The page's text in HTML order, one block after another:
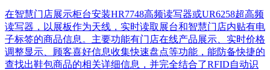
在智慧门店展示柜台安装HR7748高频读写器或UR6258超高频
读写器，以展板作为天线，实时读取展台和智慧门店内贴有电
子标签的商品信息。主要功能有门店在线产品展示、实时价格
调整显示、顾客喜好信息收集快速盘点等功能，能防备快捷的
查找出鞋包商品的相关详细信息，并完全结合了RFID自动识